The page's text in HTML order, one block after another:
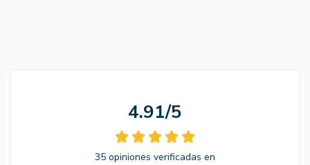
4.91/5
35 opiniones verificadas en